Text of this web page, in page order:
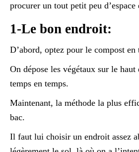
procurer un tout petit peu
1-Le bon endroit:
D’abord, optez pour le compost en
On dépose les végétaux sur le
temps en temps.
Maintenant, la méthode la plus
bac.
Il faut lui choisir un endroit assez